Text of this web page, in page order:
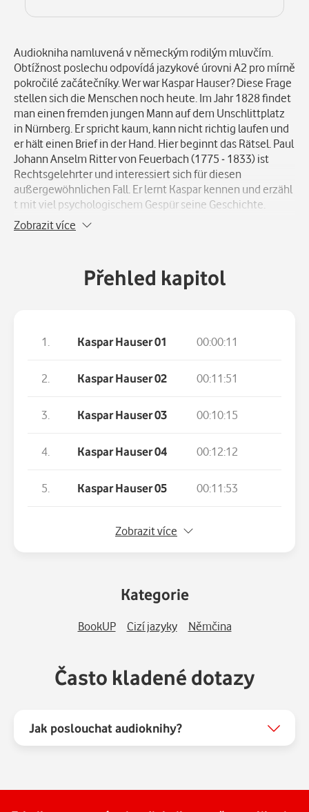
Popis
Audiokniha namluvená v německým rodilým mluvčím.
Obtížnost poslechu odpovídá jazykové úrovni A2 pro mírně
pokročilé začátečníky. Wer war Kaspar Hauser? Diese Frage
stellen sich die Menschen noch heute. Im Jahr 1828 findet
man einen fremden jungen Mann auf dem Unschlittplatz
in Nürnberg. Er spricht kaum, kann nicht richtig laufen und
er hält einen Brief in der Hand. Hier beginnt das Rätsel. Paul
Johann Anselm Ritter von Feuerbach (1775 - 1833) ist
Rechtsgelehrter und interessiert sich für diesen
außergewöhnlichen Fall. Er lernt Kaspar kennen und erzähl
t mit viel psychologischem Gespür seine Geschichte.
Zobrazit více
Přehled kapitol
1. Kaspar Hauser 01 00:00:11
2. Kaspar Hauser 02 00:11:51
3. Kaspar Hauser 03 00:10:15
4. Kaspar Hauser 04 00:12:12
5. Kaspar Hauser 05 00:11:53
Kaspar Hauser 06
Zobrazit více
Kategorie
BookUP Cizí jazyky Němčina
Často kladené dotazy
Jak poslouchat audioknihy?